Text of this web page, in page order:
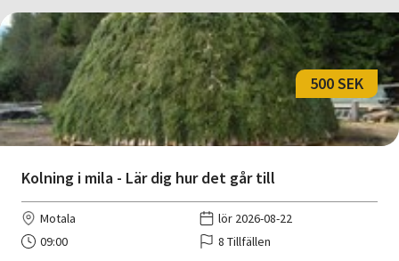
Kolning i mila - Lär dig hur det går till
500 SEK
Motala
lör 2026-08-22
09:00
8 Tillfällen